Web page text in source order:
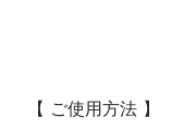
【 ご使用方法 】